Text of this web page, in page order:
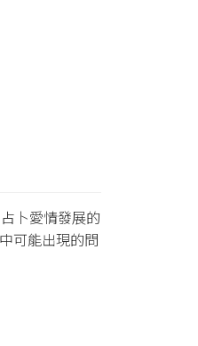
卜愛情發展的
可能出現的問